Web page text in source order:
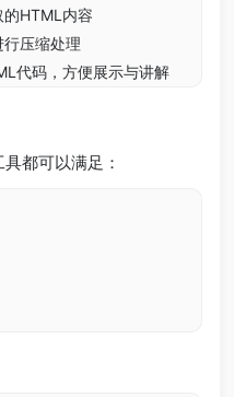
的HTML内容
压缩处理
代码，方便展示与讲解
都可以满足：